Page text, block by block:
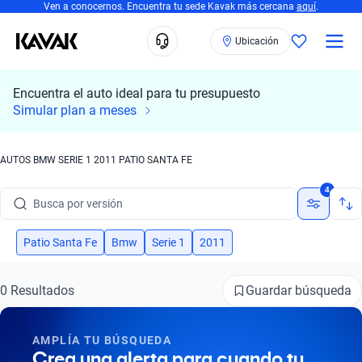
Ven a conocernos. Encuentra tu sede Kavak más cercana aquí.
Ubicación
Encuentra el auto ideal para tu presupuesto
Simular plan a meses
AUTOS BMW SERIE 1 2011 PATIO SANTA FE
Busca por modelo
Busca por versión
Busca por año
Busca por modelo
Busca por versión
4
Patio Santa Fe Bmw Serie 1 2011
0 Resultados Guardar búsqueda
AMPLÍA TU BÚSQUEDA